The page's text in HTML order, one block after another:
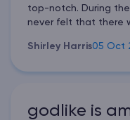
top-notch. During
never felt that there
Shirley Harris05 Oct
godlike is